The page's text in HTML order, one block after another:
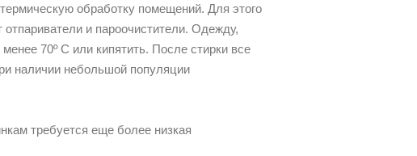
обработку помещений. Для этого
и пароочистители. Одежду,
70º C или кипятить. После стирки все
наличии небольшой популяции
требуется еще более низкая